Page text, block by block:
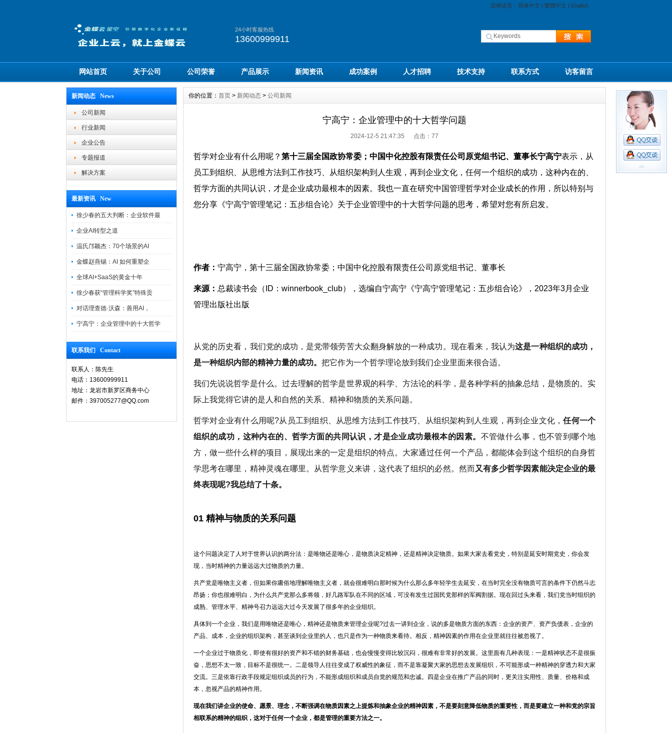
选择语言： 简体中文 | 繁體中文 | English
24小时客服热线
13600999911
网站首页 关于公司 公司荣誉 产品展示 新闻资讯 成功案例 人才招聘 技术支持 联系方式 访客留言
新闻动态 News
公司新闻
行业新闻
企业公告
专题报道
解决方案
最新资讯 New
徐少春的五大判断：企业软件最
企业AI转型之道
温氏邝颖杰：70个场景的AI
金蝶赵燕锡：AI 如何重塑企
全球AI+SaaS的黄金十年
徐少春获“管理科学奖”特殊贡
对话理查德·沃森：善用AI，
宁高宁：企业管理中的十大哲学
联系我们 Contact
联系人：陈先生
电话：13600999911
地址：龙岩市新罗区商务中心
邮件：397005277@QQ.com
你的位置： 首页 > 新闻动态 > 公司新闻
宁高宁：企业管理中的十大哲学问题
2024-12-5 21:47:35 点击： 77
哲学对企业有什么用呢？ 第十三届全国政协常委；中国中化控股有限责任公司原党组书记、董事长宁高宁表示，从
员工到组织、从思维方法到工作技巧、从组织架构到人生观，再到企业文化，任何一个组织的成功，这种内在的、
哲学方面的共同认识，才是企业成功最根本的因素。我也一直在研究中国管理哲学对企业成长的作用，所以特别与
您分享《宁高宁管理笔记：五步组合论》关于企业管理中的十大哲学问题的思考，希望对您有所启发。
作者： 宁高宁，第十三届全国政协常委；中国中化控股有限责任公司原党组书记、董事长
来源： 总裁读书会（ID：winnerbook_club），选编自宁高宁《宁高宁管理笔记：五步组合论》，2023年3月企业
管理出版社出版
从党的历史看，我们党的成功，是党带领劳苦大众翻身解放的一种成功。现在看来，我认为这是一种组织的成功，
是一种组织内部的精神力量的成功。 把它作为一个哲学理论放到我们企业里面来很合适。
我们先说说哲学是什么。过去理解的哲学是世界观的科学、方法论的科学，是各种学科的抽象总结，是物质的。实
际上我觉得它讲的是人和自然的关系、精神和物质的关系问题。
哲学对企业有什么用呢?从员工到组织、从思维方法到工作技巧、从组织架构到人生观，再到企业文化，任何一个
组织的成功，这种内在的、哲学方面的共同认识，才是企业成功最根本的因素。 不管做什么事，也不管到哪个地
方，做一些什么样的项目，展现出来的一定是组织的特点。大家通过任何一个产品，都能体会到这个组织的自身哲
学思考在哪里，精神灵魂在哪里。从哲学意义来讲，这代表了组织的必然。然而又有多少哲学因素能决定企业的最
终表现呢?我总结了十条。
01 精神与物质的关系问题
这个问题决定了人对于世界认识的两分法：是唯物还是唯心，是物质决定精神，还是精神决定物质。如果大家去看党史，特别是延安时期党史，你会发
现，当时精神的力量远远大过物质的力量。
共产党是唯物主义者，但如果你庸俗地理解唯物主义者，就会很难明白那时候为什么那么多年轻学生去延安，在当时完全没有物质可言的条件下仍然斗志
昂扬；你也很难明白，为什么共产党那么多将领，好几路军队在不同的区域，可没有发生过国民党那样的军阀割据。现在回过头来看，我们党当时组织的
成熟、管理水平、精神号召力远远大过今天发展了很多年的企业组织。
具体到一个企业，我们是用唯物还是唯心，精神还是物质来管理企业呢?过去一讲到企业，说的多是物质方面的东西：企业的资产、资产负债表，企业的
产品、成本，企业的组织架构，甚至谈到企业里的人，也只是作为一种物质来看待。相反，精神因素的作用在企业里就往往被忽视了。
一个企业过于物质化，即使有很好的资产和不错的财务基础，也会慢慢变得比较沉闷，很难有非常好的发展。这里面有几种表现：一是精神状态不是很振
奋，思想不太一致，目标不是很统一。二是领导人往往变成了权威性的象征，而不是靠凝聚大家的思想去发展组织，不可能形成一种精神的穿透力和大家
交流。三是依靠行政手段规定组织成员的行为，不能形成组织和成员自觉的规范和忠诚。四是企业在推广产品的同时，更关注实用性、质量、价格和成
本，忽视产品的精神作用。
现在我们讲企业的使命、愿景、理念，不断强调在物质因素之上提炼和抽象企业的精神因素，不是要刻意降低物质的重要性，而是要建立一种和党的宗旨
相联系的精神的组织，这对于任何一个企业，都是管理的重要方法之一。